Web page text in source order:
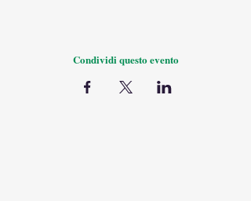
Condividi questo evento